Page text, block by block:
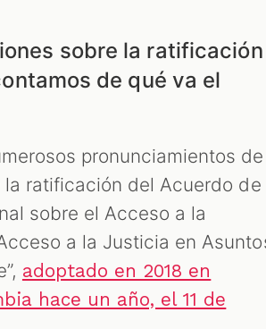
sobre la ratificación
de qué va el
pronunciamientos de
ratificación del Acuerdo de
sobre el Acceso a la
a la Justicia en
adoptado en 2018 en
hace un año, el 11 de